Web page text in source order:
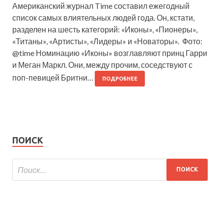
Американский журнал Time составил ежегодный
список самых влиятельных людей года. Он, кстати,
разделен на шесть категорий: «Иконы», «Пионеры»,
«Титаны», «Артисты», «Лидеры» и «Новаторы». Фото:
@time Номинацию «Иконы» возглавляют принц Гарри
и Меган Маркл. Они, между прочим, соседствуют с
поп-певицей Бритни…
ПОДРОБНЕЕ
ПОИСК